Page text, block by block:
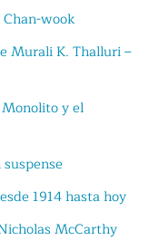
wook
Murali K. Thalluri –
y el
1914 hasta hoy
McCarthy